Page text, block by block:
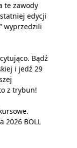
te zawody
edycji
wyprzedzili
Bądź
i jedź 29
z trybun!
2026 BOLL